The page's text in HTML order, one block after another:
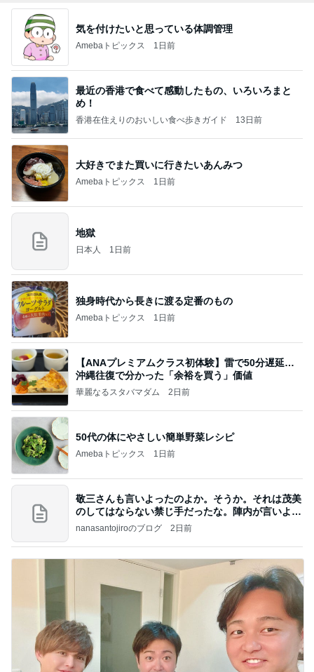
気を付けたいと思っている体調管理
Amebaトピックス 1日前
最近の香港で食べて感動したもの、いろいろまと
め！
香港在住えりのおいしい食べ歩きガイド 13日前
大好きでまた買いに行きたいあんみつ
Amebaトピックス 1日前
地獄
日本人 1日前
独身時代から長きに渡る定番のもの
Amebaトピックス 1日前
【ANAプレミアムクラス初体験】雷で50分遅延…
沖縄往復で分かった「余裕を買う」価値
華麗なるスタバマダム 2日前
50代の体にやさしい簡単野菜レシピ
Amebaトピックス 1日前
敬三さんも言いよったのよか。そうか。それは茂美
のしてはならない禁じ手だったな。陣内が言いよる
のよ
nanasantojiroのブログ 2日前